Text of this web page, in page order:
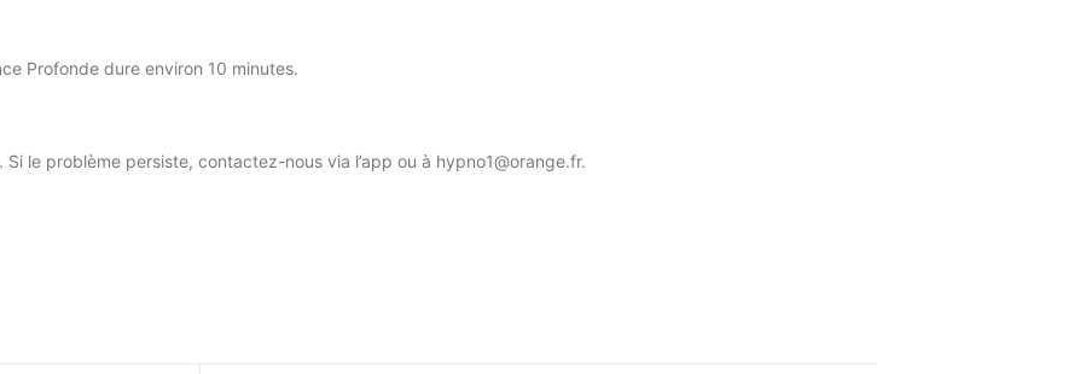
Profonde dure environ 10 minutes.
le problème persiste, contactez-nous via l’app ou à hypno1@orange.fr.